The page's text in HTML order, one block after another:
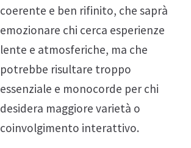
coerente e ben rifinito, che saprà
emozionare chi cerca esperienze
lente e atmosferiche, ma che
potrebbe risultare troppo
essenziale e monocorde per chi
desidera maggiore varietà o
coinvolgimento interattivo.